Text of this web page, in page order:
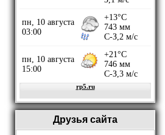
Друзья сайта